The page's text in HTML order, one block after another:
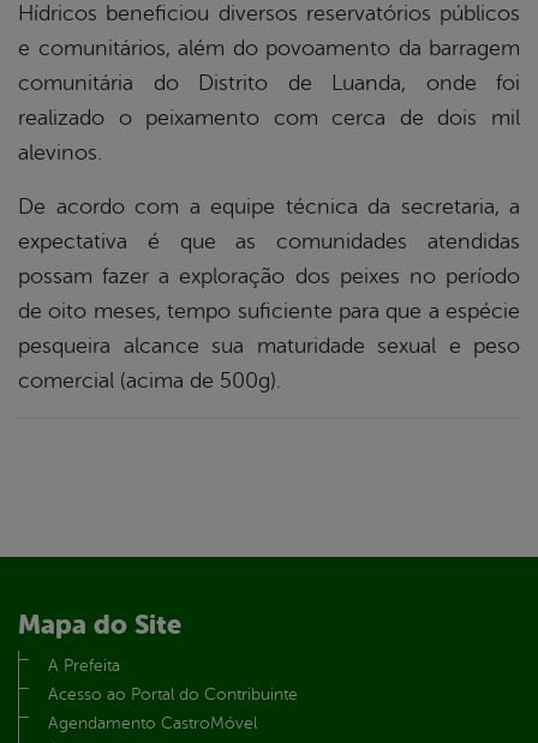
Hídricos beneficiou diversos reservatórios públicos
e comunitários, além do povoamento da barragem
comunitária do Distrito de Luanda, onde foi
realizado o peixamento com cerca de dois mil
alevinos.
De acordo com a equipe técnica da secretaria, a
expectativa é que as comunidades atendidas
possam fazer a exploração dos peixes no período
de oito meses, tempo suficiente para que a espécie
pesqueira alcance sua maturidade sexual e peso
comercial (acima de 500g).
Mapa do Site
A Prefeita
Acesso ao Portal do Contribuinte
Agendamento CastroMóvel